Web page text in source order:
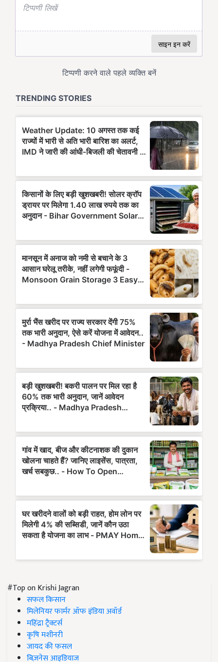
#Top on Krishi Jagran
सफल किसान
मिलेनियर फार्मर ऑफ इंडिया अवॉर्ड
महिंद्रा ट्रैक्टर्स
कृषि मशीनरी
जायद की फसल
बिज़नेस आइडियाज